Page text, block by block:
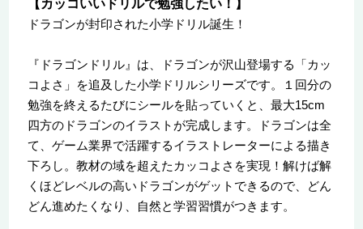
【カッコいいドリルで勉強したい！】
ドラゴンが封印された小学ドリル誕生！
『ドラゴンドリル』は、ドラゴンが沢山登場する「カッ
コよさ」を追及した小学ドリルシリーズです。１回分の
勉強を終えるたびにシールを貼っていくと、最大15cm
四方のドラゴンのイラストが完成します。ドラゴンは全
て、ゲーム業界で活躍するイラストレーターによる描き
下ろし。教材の域を超えたカッコよさを実現！解けば解
くほどレベルの高いドラゴンがゲットできるので、どん
どん進めたくなり、自然と学習習慣がつきます。